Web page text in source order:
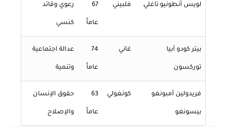
لويس أنطونيو تاغلي فلبيني 67
عاماً
رعوي وقائد
كنسي
بيتر كودو أبيا
توركسون
غاني 74
عاماً
عدالة اجتماعية
وتنمية
فريدولين أمبونغو
بيسونغو
كونغولي 63
عاماً
حقوق الإنسان
والإصلاح